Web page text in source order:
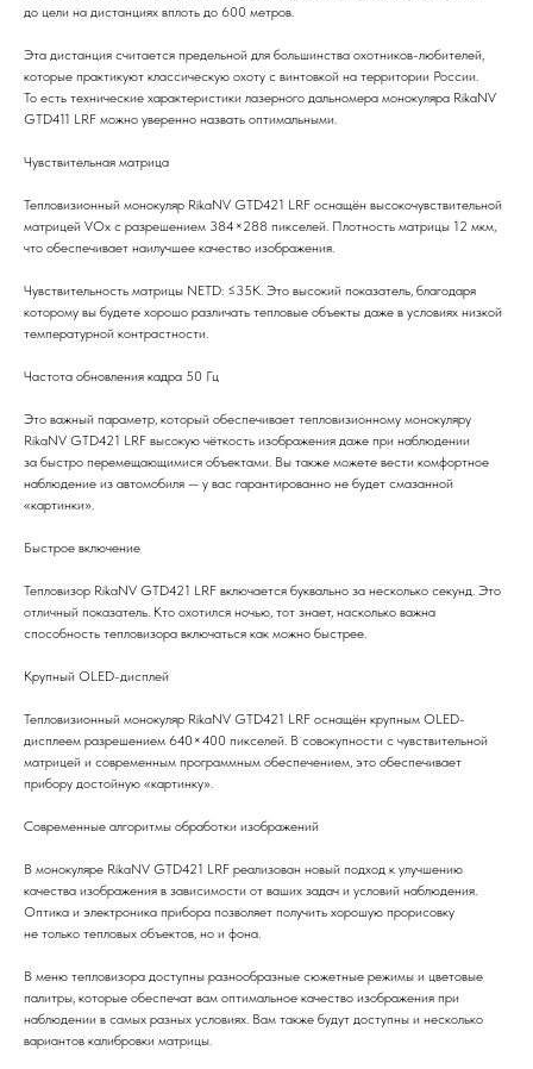
до цели на дистанциях вплоть до 600 метров.
Эта дистанция считается предельной для большинства охотников-любителей,
которые практикуют классическую охоту с винтовкой на территории России.
То есть технические характеристики лазерного дальномера монокуляра RikaNV
GTD411 LRF можно уверенно назвать оптимальными.
Чувствительная матрица
Тепловизионный монокуляр RikaNV GTD421 LRF оснащён высокочувствительной
матрицей VOx с разрешением 384×288 пикселей. Плотность матрицы 12 мкм,
что обеспечивает наилучшее качество изображения.
Чувствительность матрицы NETD: ≤35К. Это высокий показатель, благодаря
которому вы будете хорошо различать тепловые объекты даже в условиях низкой
температурной контрастности.
Частота обновления кадра 50 Гц
Это важный параметр, который обеспечивает тепловизионному монокуляру
RikaNV GTD421 LRF высокую чёткость изображения даже при наблюдении
за быстро перемещающимися объектами. Вы также можете вести комфортное
наблюдение из автомобиля — у вас гарантированно не будет смазанной
«картинки».
Быстрое включение
Тепловизор RikaNV GTD421 LRF включается буквально за несколько секунд. Это
отличный показатель. Кто охотился ночью, тот знает, насколько важна
способность тепловизора включаться как можно быстрее.
Крупный OLED-дисплей
Тепловизионный монокуляр RikaNV GTD421 LRF оснащён крупным OLED-
дисплеем разрешением 640×400 пикселей. В совокупности с чувствительной
матрицей и современным программным обеспечением, это обеспечивает
прибору достойную «картинку».
Современные алгоритмы обработки изображений
В монокуляре RikaNV GTD421 LRF реализован новый подход к улучшению
качества изображения в зависимости от ваших задач и условий наблюдения.
Оптика и электроника прибора позволяет получить хорошую прорисовку
не только тепловых объектов, но и фона.
В меню тепловизора доступны разнообразные сюжетные режимы и цветовые
палитры, которые обеспечат вам оптимальное качество изображения при
наблюдении в самых разных условиях. Вам также будут доступны и несколько
вариантов калибровки матрицы.